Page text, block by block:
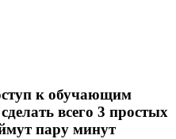
к обучающим
всего 3 простых
пару минут